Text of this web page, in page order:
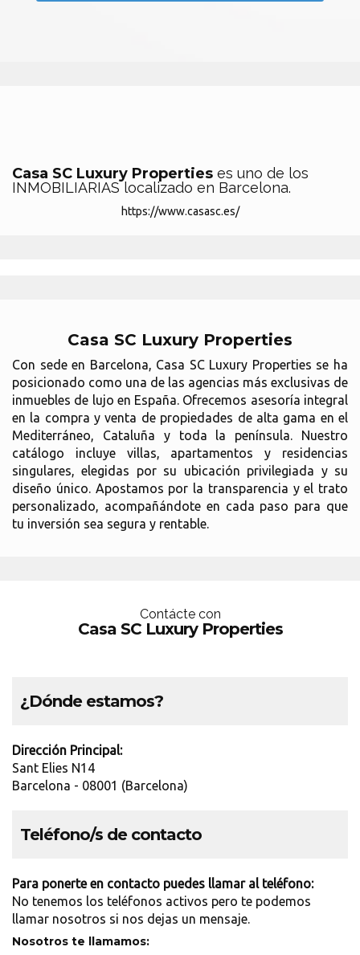
Casa SC Luxury Properties es uno de los
INMOBILIARIAS localizado en Barcelona.
https://www.casasc.es/
Casa SC Luxury Properties
Con sede en Barcelona, Casa SC Luxury Properties se ha
posicionado como una de las agencias más exclusivas de
inmuebles de lujo en España. Ofrecemos asesoría integral
en la compra y venta de propiedades de alta gama en el
Mediterráneo, Cataluña y toda la península. Nuestro
catálogo incluye villas, apartamentos y residencias
singulares, elegidas por su ubicación privilegiada y su
diseño único. Apostamos por la transparencia y el trato
personalizado, acompañándote en cada paso para que
tu inversión sea segura y rentable.
Contácte con
Casa SC Luxury Properties
¿Dónde estamos?
Dirección Principal:
Sant Elies N14
Barcelona - 08001 (Barcelona)
Teléfono/s de contacto
Para ponerte en contacto puedes llamar al teléfono:
No tenemos los teléfonos activos pero te podemos
llamar nosotros si nos dejas un mensaje.
Nosotros te llamamos: